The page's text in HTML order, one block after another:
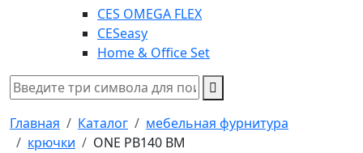
CES OMEGA FLEX
CESeasy
Home & Office Set
Главная Каталог
мебельная фурнитура
крючки
ONE PB140 BM